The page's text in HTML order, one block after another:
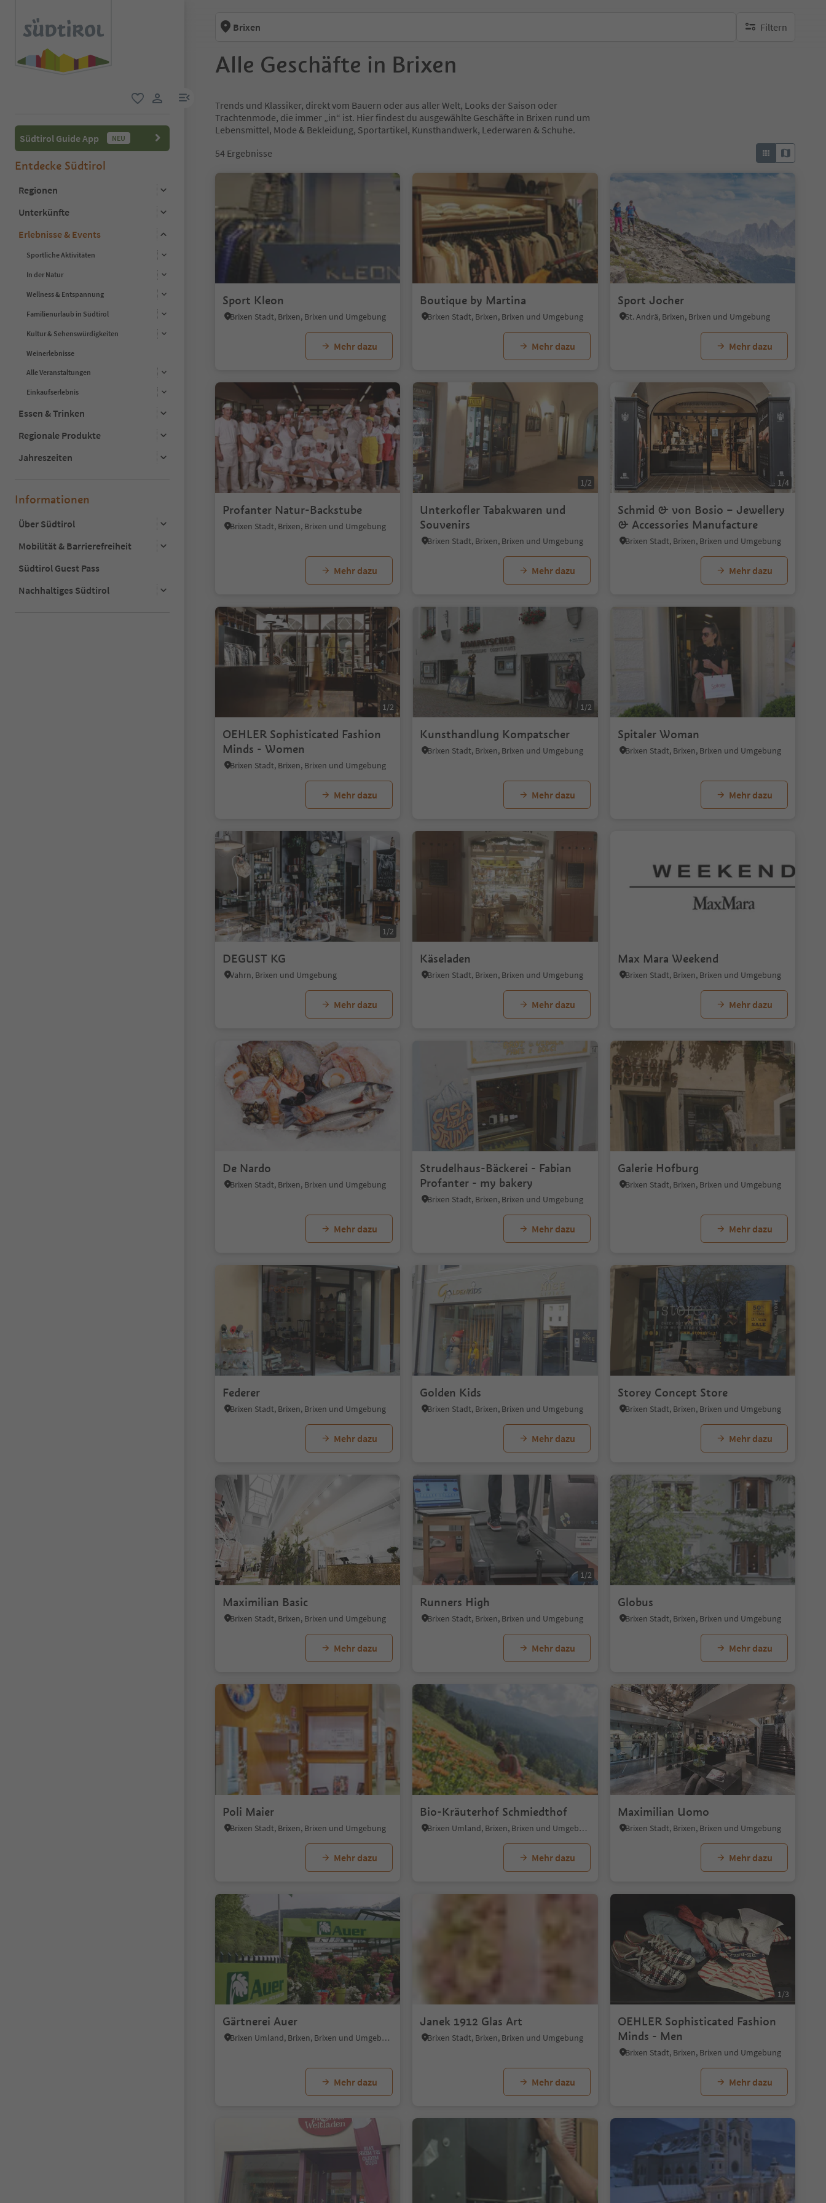
menu link
Südtirol Guide App NEU
Entdecke Südtirol
Regionen
Unterkünfte
Erlebnisse & Events
Sportliche Aktivitäten
In der Natur
Wellness & Entspannung
Familienurlaub in Südtirol
Kultur & Sehenswürdigkeiten
Weinerlebnisse
Alle Veranstaltungen
Einkaufserlebnis
Essen & Trinken
Regionale Produkte
Jahreszeiten
Informationen
Über Südtirol
Mobilität & Barrierefreiheit
Südtirol Guest Pass
Nachhaltiges Südtirol
Brixen Filtern
keine aktiven Filte
Alle Geschäfte in Brixen
Trends und Klassiker, direkt vom Bauern oder aus aller Welt, Looks der Saison oder
Trachtenmode, die immer „in“ ist. Hier findest du ausgewählte Geschäfte in Brixen rund um
Lebensmittel, Mode & Bekleidung, Sportartikel, Kunsthandwerk, Lederwaren & Schuhe.
54 Ergebnisse
1/10
Sport Kleon
Brixen Stadt, Brixen, Brixen und Umgebung
Mehr dazu
1/7
Boutique by Martina
Brixen Stadt, Brixen, Brixen und Umgebung
Mehr dazu
Sport Jocher
St. Andrä, Brixen, Brixen und Umgebung
Mehr dazu
1/5
Profanter Natur-Backstube
Brixen Stadt, Brixen, Brixen und Umgebung
Mehr dazu
1/2
Unterkofler Tabakwaren und
Souvenirs
Brixen Stadt, Brixen, Brixen und Umgebung
Mehr dazu
1/4
Schmid & von Bosio – Jewellery
& Accessories Manufacture
Brixen Stadt, Brixen, Brixen und Umgebung
Mehr dazu
1/2
OEHLER Sophisticated Fashion
Minds - Women
Brixen Stadt, Brixen, Brixen und Umgebung
Mehr dazu
1/2
Kunsthandlung Kompatscher
Brixen Stadt, Brixen, Brixen und Umgebung
Mehr dazu
Spitaler Woman
Brixen Stadt, Brixen, Brixen und Umgebung
Mehr dazu
1/2
DEGUST KG
Vahrn, Brixen und Umgebung
Mehr dazu
Käseladen
Brixen Stadt, Brixen, Brixen und Umgebung
Mehr dazu
Max Mara Weekend
Brixen Stadt, Brixen, Brixen und Umgebung
Mehr dazu
De Nardo
Brixen Stadt, Brixen, Brixen und Umgebung
Mehr dazu
Strudelhaus-Bäckerei - Fabian
Profanter - my bakery
Brixen Stadt, Brixen, Brixen und Umgebung
Mehr dazu
Galerie Hofburg
Brixen Stadt, Brixen, Brixen und Umgebung
Mehr dazu
Federer
Brixen Stadt, Brixen, Brixen und Umgebung
Mehr dazu
Golden Kids
Brixen Stadt, Brixen, Brixen und Umgebung
Mehr dazu
Storey Concept Store
Brixen Stadt, Brixen, Brixen und Umgebung
Mehr dazu
Maximilian Basic
Brixen Stadt, Brixen, Brixen und Umgebung
Mehr dazu
1/2
Runners High
Brixen Stadt, Brixen, Brixen und Umgebung
Mehr dazu
Globus
Brixen Stadt, Brixen, Brixen und Umgebung
Mehr dazu
1/7
Poli Maier
Brixen Stadt, Brixen, Brixen und Umgebung
Mehr dazu
1/7
Bio-Kräuterhof Schmiedthof
Brixen Umland, Brixen, Brixen und Umgebung
Mehr dazu
Maximilian Uomo
Brixen Stadt, Brixen, Brixen und Umgebung
Mehr dazu
Gärtnerei Auer
Brixen Umland, Brixen, Brixen und Umgebung
Mehr dazu
Janek 1912 Glas Art
Brixen Stadt, Brixen, Brixen und Umgebung
Mehr dazu
1/3
OEHLER Sophisticated Fashion
Minds - Men
Brixen Stadt, Brixen, Brixen und Umgebung
Mehr dazu